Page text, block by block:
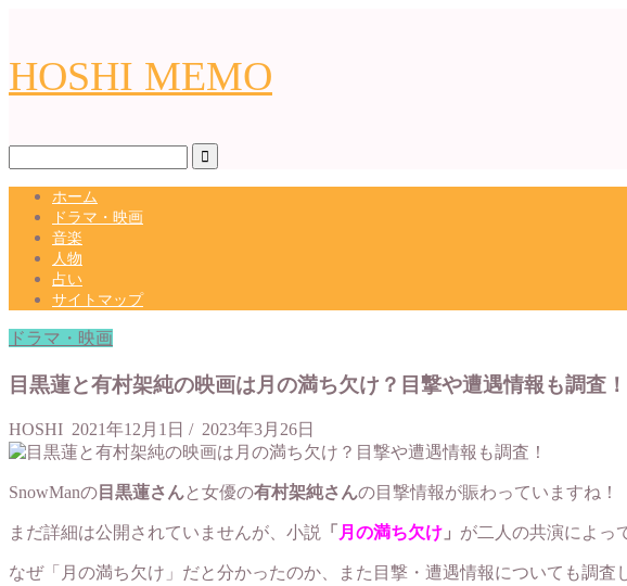
HOSHI MEMO
ホーム
ドラマ・映画
音楽
人物
占い
サイトマップ
ドラマ・映画
目黒蓮と有村架純の映画は月の満ち欠け？目撃や遭遇情報も調査！
HOSHI 2021年12月1日 / 2023年3月26日
SnowManの 目黒蓮さんと女優の有村架純さんの目撃情報が賑わっていますね！
まだ詳細は公開されていませんが、小説 「 月の満ち欠け 」 が二人の共演によっ
なぜ「月の満ち欠け」だと分かったのか、また目撃・遭遇情報についても調査